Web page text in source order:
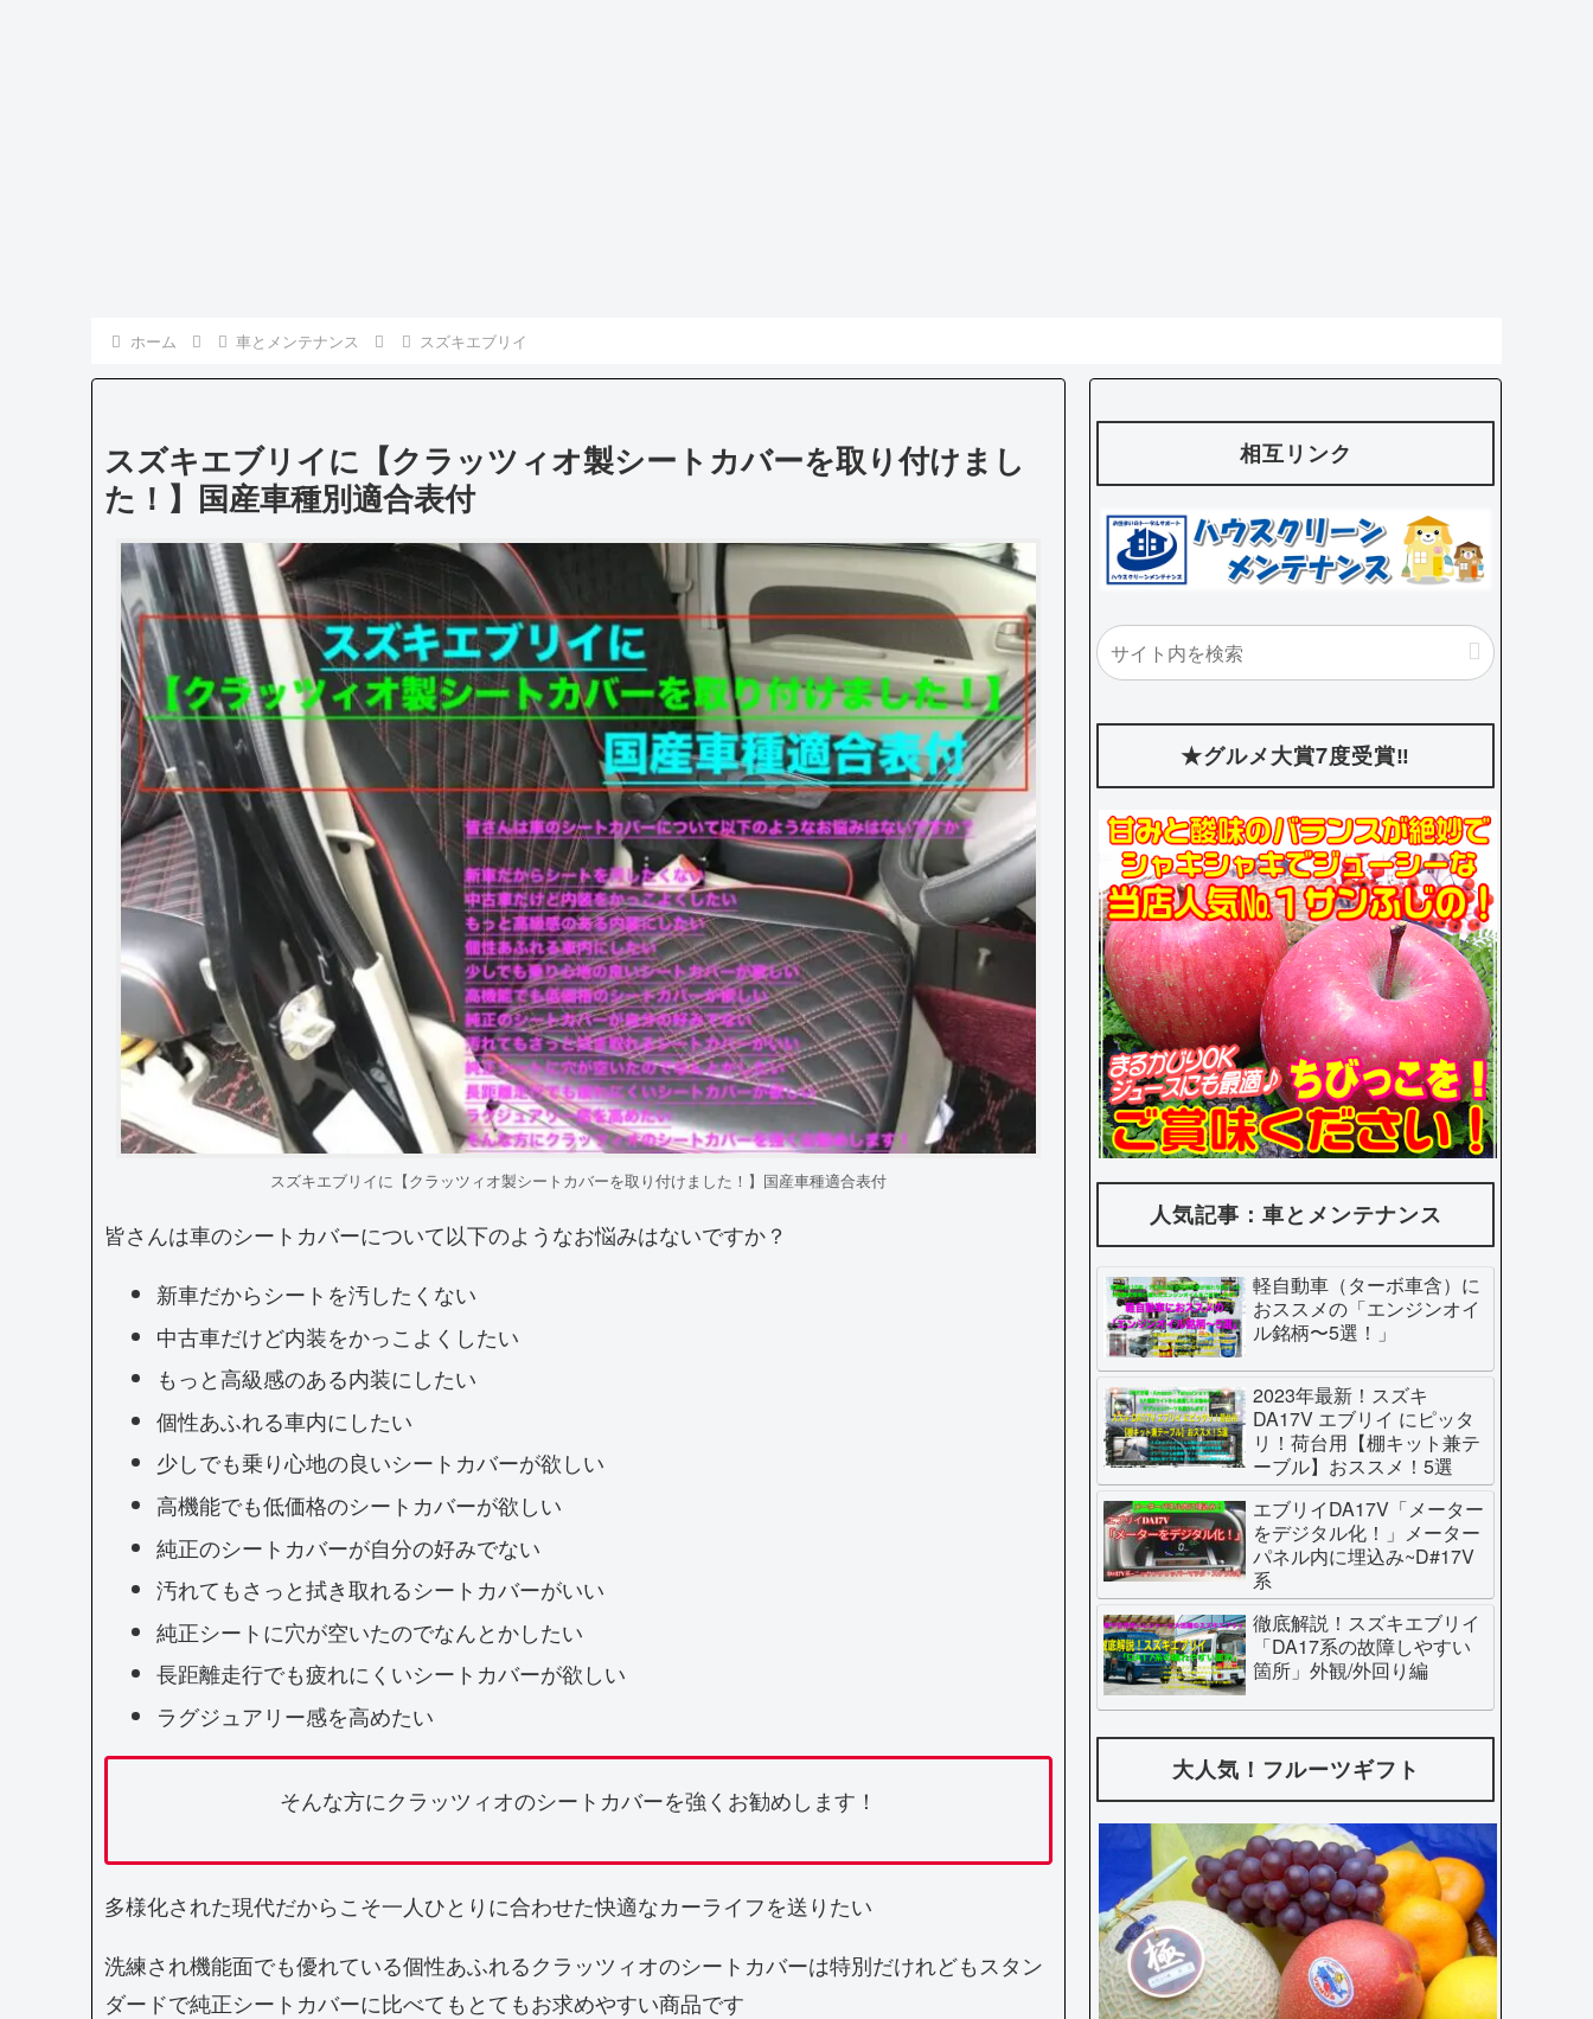
ホーム 車とメンテナンス スズキエブリイ
スズキエブリイに【クラッツィオ製シートカバーを取り付けまし
た！】国産車種別適合表付
スズキエブリイに【クラッツィオ製シートカバーを取り付けました！】国産車種適合表付
皆さんは車のシートカバーについて以下のようなお悩みはないですか？
新車だからシートを汚したくない
中古車だけど内装をかっこよくしたい
もっと高級感のある内装にしたい
個性あふれる車内にしたい
少しでも乗り心地の良いシートカバーが欲しい
高機能でも低価格のシートカバーが欲しい
純正のシートカバーが自分の好みでない
汚れてもさっと拭き取れるシートカバーがいい
純正シートに穴が空いたのでなんとかしたい
長距離走行でも疲れにくいシートカバーが欲しい
ラグジュアリー感を高めたい
そんな方にクラッツィオのシートカバーを強くお勧めします！
多様化された現代だからこそ一人ひとりに合わせた快適なカーライフを送りたい
洗練され機能面でも優れている個性あふれるクラッツィオのシートカバーは特別だけれどもスタン
ダードで純正シートカバーに比べてもとてもお求めやすい商品です
相互リンク
★グルメ大賞7度受賞‼️
人気記事：車とメンテナンス
軽自動車（ターボ車含）に
おススメの「エンジンオイ
ル銘柄〜5選！」
2023年最新！スズキ
DA17V エブリイ にピッタ
リ！荷台用【棚キット兼テ
ーブル】おススメ！5選
エブリイDA17V「メーター
をデジタル化！」メーター
パネル内に埋込み~D#17V
系
徹底解説！スズキエブリイ
「DA17系の故障しやすい
箇所」外観/外回り編
大人気！フルーツギフト